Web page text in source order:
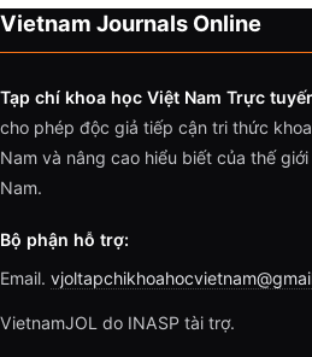
Vietnam Journals Online
Tạp chí khoa học Việt Nam Trực
cho phép độc giả tiếp cận tri thức
Nam và nâng cao hiểu biết của thế
Nam.
Bộ phận hỗ trợ:
Email.
VietnamJOL do INASP tài trợ.